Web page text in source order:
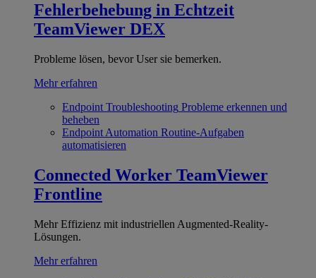
Fehlerbehebung in Echtzeit
TeamViewer DEX
Probleme lösen, bevor User sie bemerken.
Mehr erfahren
Endpoint Troubleshooting Probleme erkennen und
beheben
Endpoint Automation Routine-Aufgaben
automatisieren
Connected Worker TeamViewer
Frontline
Mehr Effizienz mit industriellen Augmented-Reality-
Lösungen.
Mehr erfahren